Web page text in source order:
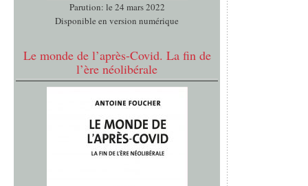
Parution: le 24 mars 2022
Disponible en version numérique
Le monde de l’après-Covid. La fin de
l’ère néolibérale